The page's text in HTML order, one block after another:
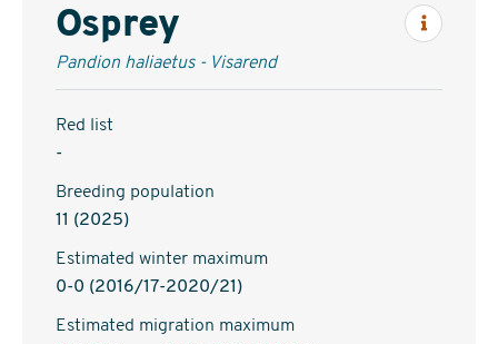
Osprey
Pandion haliaetus - Visarend
Red list
-
Breeding population
11 (2025)
Estimated winter maximum
0-0 (2016/17-2020/21)
Estimated migration maximum